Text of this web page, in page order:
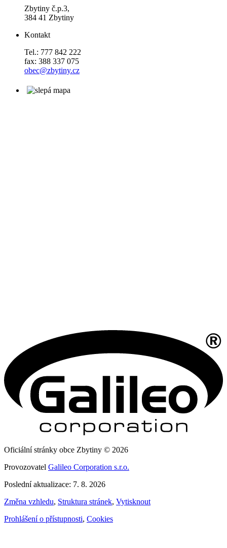
Zbytiny č.p.3,
384 41 Zbytiny
Kontakt
Tel.: 777 842 222
fax: 388 337 075
obec@zbytiny.cz
Oficiální stránky obce Zbytiny © 2026
Provozovatel Galileo Corporation s.r.o.
Poslední aktualizace: 7. 8. 2026
Změna vzhledu, Struktura stránek, Vytisknout
Prohlášení o přístupnosti, Cookies